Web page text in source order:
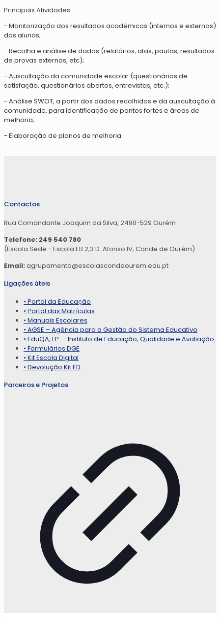
Principais Atividades
- Monitorização dos resultados académicos (internos e externos)
dos alunos;
- Recolha e análise de dados (relatórios, atas, pautas, resultados
de provas externas, etc);
- Auscultação da comunidade escolar (questionários de
satisfação, questionários abertos, entrevistas, etc.);
- Análise SWOT, a partir dos dados recolhidos e da auscultação à
comunidade, para identificação de pontos fortes e áreas de
melhoria;
- Elaboração de planos de melhoria.
Contactos
Rua Comandante Joaquim da Silva, 2490-529 Ourém
Telefone: 249 540 780
(Escola Sede - Escola EB 2,3 D. Afonso IV, Conde de Ourém)
Email: agrupamento@escolascondeourem.edu.pt
Ligações úteis
• Portal da Educação
• Portal das Matrículas
• Manuais Escolares
• AGSE – Agência para a Gestão do Sistema Educativo
• EduQA, I.P. – Instituto de Educação, Qualidade e Avaliação
• Formulários DGE
• Kit Escola Digital
• Devolução Kit ED
Parceiros e Projetos